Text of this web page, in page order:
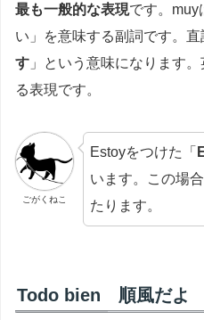
最も一般的な表現です。muy
い」を意味する副詞です。直
す 」という意味になります
る表現です。
ごがくねこ
Estoyをつけた「
います。この場
たります。
Todo bien 順風だよ